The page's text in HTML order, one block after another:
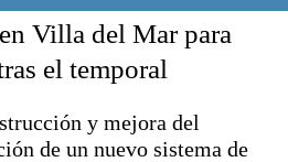
El mundo
Seguridad
Escenario Olímpico
Liga del Sur
Villa del Mar para
el temporal
y mejora del
de un nuevo sistema de